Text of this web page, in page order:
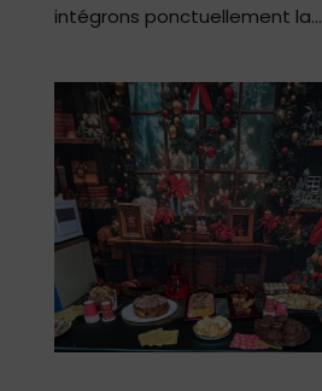
intégrons ponctuellement la...